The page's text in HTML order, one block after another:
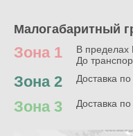
Малогабаритный
Зона 1 В
До
Зона 2 Доставка
Зона 3 Доставка